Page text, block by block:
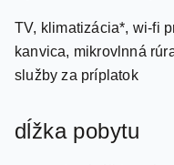
služby za príplatok
pevne dané týždenné